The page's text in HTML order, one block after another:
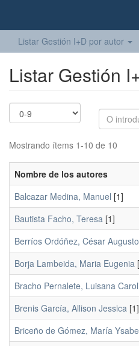
Listar Gestión I+D por autor
Listar Gestión
Mostrando ítems 1-10 de 10
Nombre de los autores
Balcazar Medina, Manuel [1]
Bautista Facho, Teresa [1]
Berríos Ordóñez, César Augusto
Borja Lambeida, Maria Eugenia
Bracho Pernalete, Luisana
Brenis García, Allison Jessica [1]
Briceño de Gómez, María